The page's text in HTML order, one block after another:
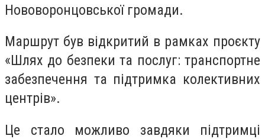
Нововоронцовської громади.
Маршрут був відкритий в рамках проєкту
«Шлях до безпеки та послуг: транспортне
забезпечення та підтримка колективних
центрів».
Це стало можливо завдяки підтримці